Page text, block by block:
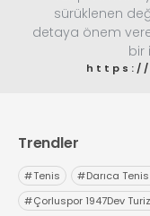
sürüklenen
detaya önem
bir
https://
Trendler
#Tenis #Darıca
#Çorluspor 1947Dev